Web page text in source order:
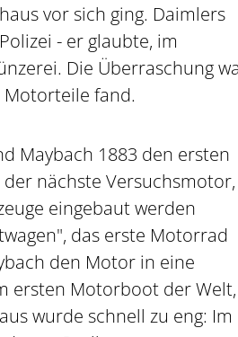
vor sich ging. Daimlers
- er glaubte, im
Die Überraschung
Motorteile fand.
Maybach 1883 den ersten
nächste Versuchsmotor,
eingebaut werden
das erste Motorrad
den Motor in eine
ersten Motorboot der Welt,
wurde schnell zu eng: Im